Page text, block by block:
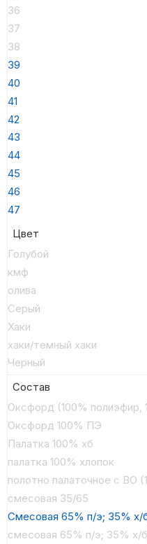
36
37
38
39
40
41
42
43
44
45
46
47
Цвет
Голубой
кмф
олива
Серый
Хаки
хаки/темный хаки
Черный
Состав
Оксфорд (100% полиэфир,
Оксфорд 100% ПЭ
Палатка 100% хб
палатка 100% хлопок
полотно палаточное с ВО
смесовая 35/65
Смесовая 65% п/э; 35% х/
смесовая 65% п/э; 35% х/